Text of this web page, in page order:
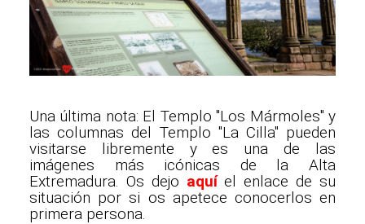
Una última nota: El Templo "Los Mármoles" y
las columnas del Templo "La Cilla" pueden
visitarse libremente y es una de las
imágenes más icónicas de la Alta
Extremadura. Os dejo aquíel enlace de su
situación por si os apetece conocerlos en
primera persona.